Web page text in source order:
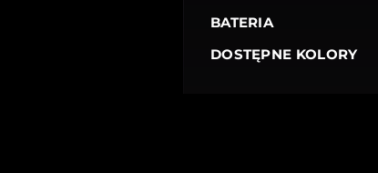
BATERIA
DOSTĘPNE KOLORY